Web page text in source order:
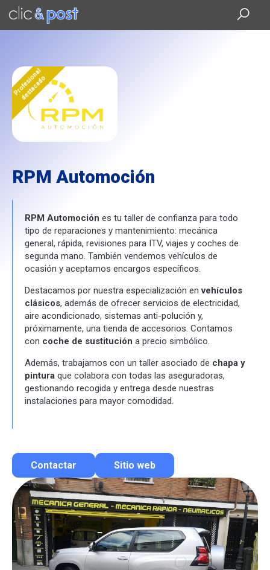
Saltar
contenido
Profesional
destacado
RPM Automoción
RPM Automoción es tu taller de confianza para todo
tipo de reparaciones y mantenimiento: mecánica
general, rápida, revisiones para ITV, viajes y coches de
segunda mano. También vendemos vehículos de
ocasión y aceptamos encargos específicos.
Destacamos por nuestra especialización envehículos
clásicos, además de ofrecer servicios de electricidad,
aire acondicionado, sistemas anti-polución y,
próximamente, una tienda de accesorios. Contamos
con coche de sustitución a precio simbólico.
Además, trabajamos con un taller asociado de chapa y
pintura que colabora con todas las aseguradoras,
gestionando recogida y entrega desde nuestras
instalaciones para mayor comodidad.
Contactar
Contactar por correo
Llamar por teléfono
Contactar por Whatsapp
Sitio web